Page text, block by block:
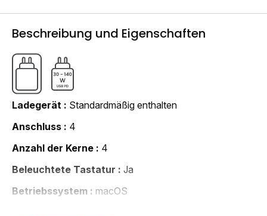
Beschreibung und Eigenschaften
Ladegerät
Standardmäßig enthalten
Anschluss
4
Anzahl der Kerne
4
Beleuchtete Tastatur
Ja
Betriebssystem
macOS